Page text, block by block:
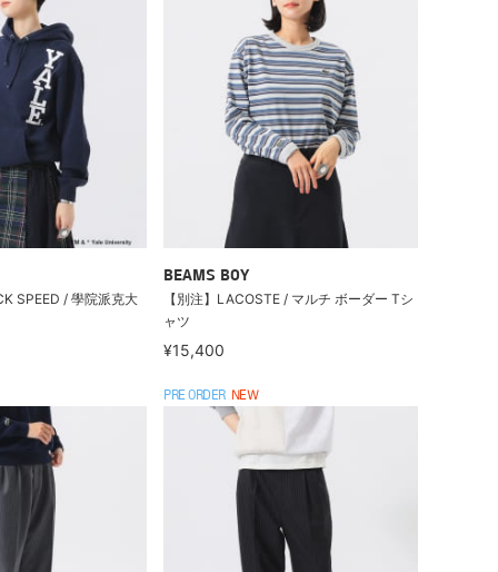
SPEED / 學院派克大
BEAMS BOY
【別注】LACOSTE / マルチ ボーダー Tシ
ャツ
¥15,400
PRE ORDER NEW